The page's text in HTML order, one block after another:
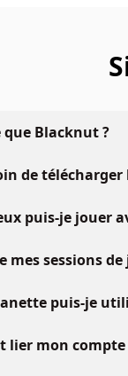
que Blacknut ?
de télécharger
puis-je jouer
mes sessions
puis-je
lier mon